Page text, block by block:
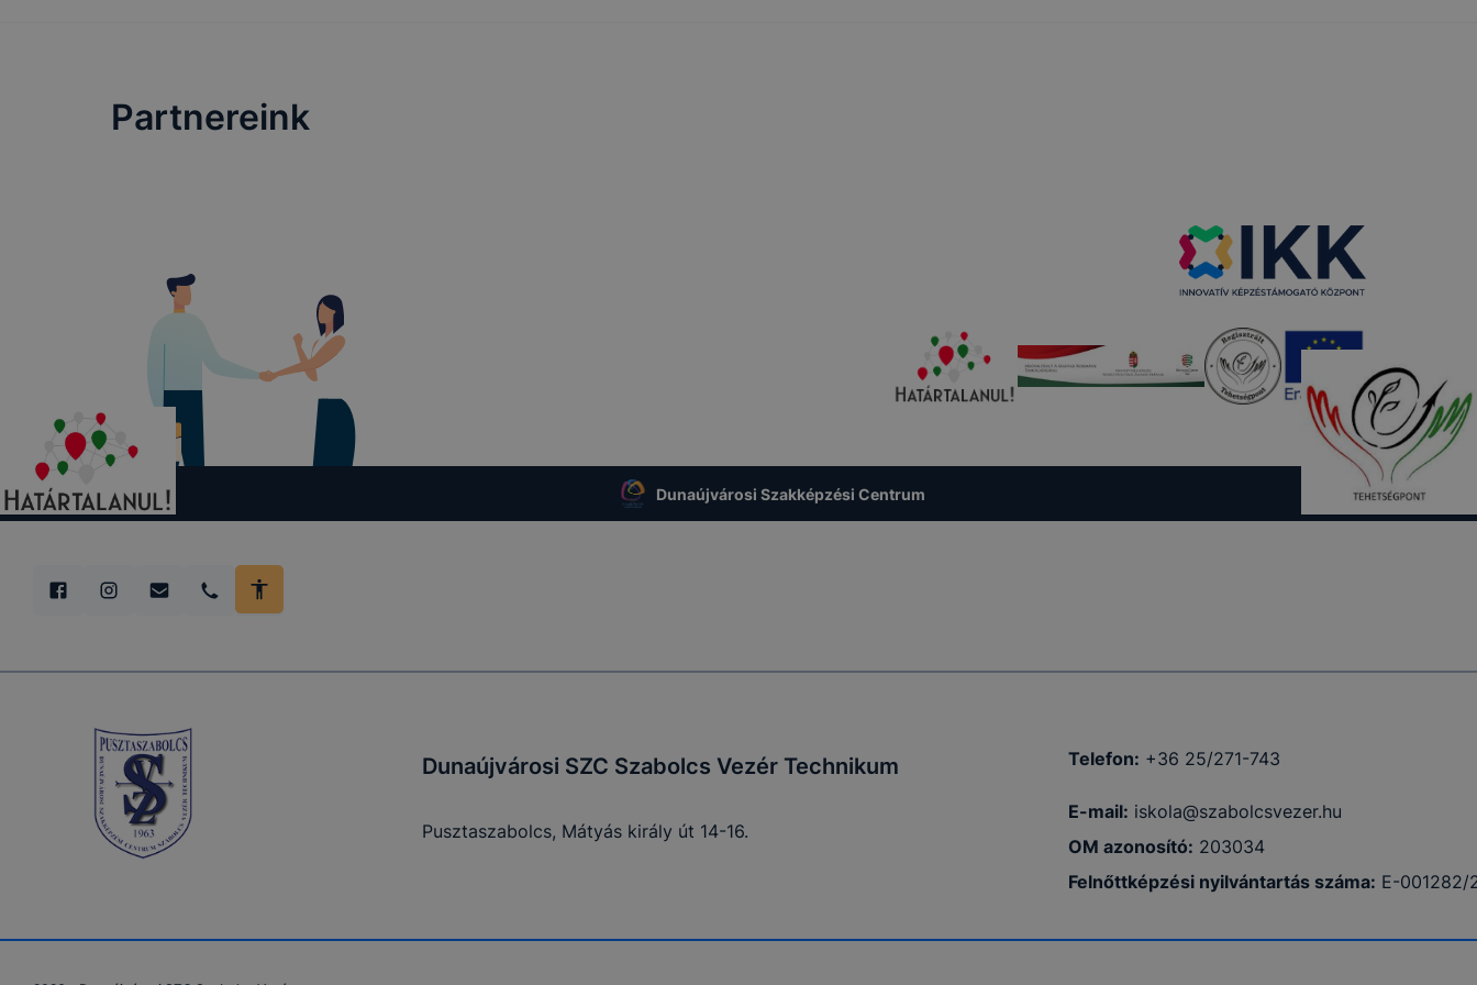
Partnereink
Dunaújvárosi Szakképzési Centrum
Dunaújvárosi SZC Szabolcs Vezér Technikum
Pusztaszabolcs, Mátyás király út 14-16.
Telefon: +36 25/271-743
E-mail: iskola@szabolcsvezer.hu
OM azonosító: 203034
Felnőttképzési nyilvántartás száma: E-001282/
Az Adatkezelő csak feltétlenül szükséges cookie-kat használ a weboldal és
A fentieknek megfelelően a feltétlenül szükséges cookie-k a felhasználó egyedi
tekintetében az Adatkezelő által végzett közfeladat végrehajtásához szükséges,